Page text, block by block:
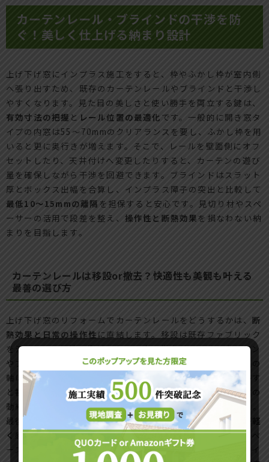
カーテンレール・ブラインドの干渉を防
ぐ！美しく仕上げる納まり設計
上げ下げ窓にインプラス施工をすると、枠やふかし枠が室内側
へ張り出すため、既存のカーテンレールやブラインドと干渉し
やすくなります。見た目の美しさと使い勝手を両立する鍵は、
有効寸法の把握 と レール位置の最適化 です。一般的に開き窓タ
イプの内窓は55〜70mmのクリアランスを要し、ふかし枠を用
いると更に奥行きが増えます。そこで、レールを壁面側にオフ
セットしたり、天井付けへ変更したりすると、カーテンの遊び
量を確保しながら干渉を回避できます。ブラインドはスラット
厚とボックス出幅を合算し、インプラス障子の突出と比較して
最低10〜15mmの離隔 を担保すると安心です。見切り材やスペ
ーサーの活用で段差を整え、 操作性と断熱効果 を損なわない納
まりを目指します。
カーテンレールは移設or撤去？快適性も美観も叶える
最善の選び方
上げ下げ窓のリフォームでカーテンレールをどうするかは、 断
熱効果と日常の操作性 に直結します。移設は既存ファブリック
を活かしつつ干渉を避けられる一方、撤去はロールスクリーン
やブラインドへの置換でスリムな納まりを実現します。選定の
軸は次の三点です。まず仕上がりは、レールを天井付けへ移す
と
視線が上がり部屋が広く見えます。次に使い勝手は、窓前の
動線やストッパー位置と干渉しない操作高さを確保すること。
最後に見た目です。枠色とレール色を同調させると
サッシが軽
く
感じられます。防寒重視なら厚地カーテンを二重に、省スペ
ース重視ならロールスクリーンでフラットに。上げ下げ窓にイ